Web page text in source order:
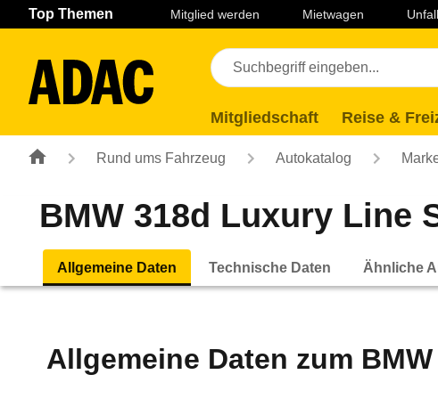
Navigation Seiteninhalt Fußzeile
Top Themen Mitglied werden Mietwagen
Mitgliedschaft Reise &
Rund ums Fahrzeug Autokatalog
BMW 318d Luxury Line
Allgemeine Daten Technische Daten Ähnliche
Allgemeine Daten zum